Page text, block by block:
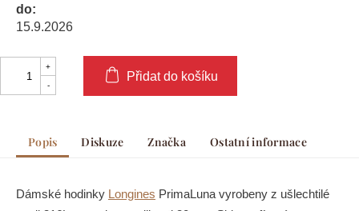
do:
15.9.2026
Přidat do košíku
Popis Diskuze Značka Ostatní informace
Dámské hodinky Longines PrimaLuna vyrobeny z ušlechtilé